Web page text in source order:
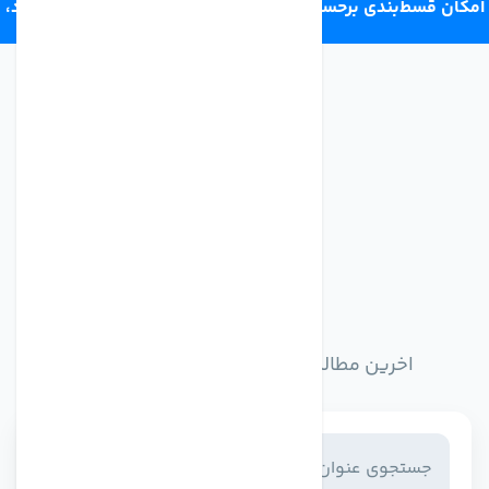
امکان قسط‌بندی برحسب اعتبار ترب‌پی 4 قسط ماهانه. بدون سود،
اخرین مطالب وبلاگ را از اینجا مطالعه کنید